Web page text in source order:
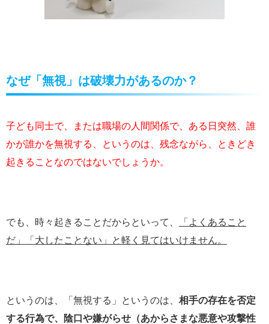
なぜ「無視」は破壊力があるのか？
子ども同士で、または職場の人間関係で、ある日突然、誰
かが誰かを無視する、というのは、残念ながら、ときどき
起きることなのではないでしょうか。
でも、時々起きることだからといって、
「よくあること
だ」「大したことない」と軽く見てはいけません。
というのは、「無視する」というのは、 相手の存在を否定
する行為で、陰口や嫌がらせ（あからさまな悪意や攻撃性